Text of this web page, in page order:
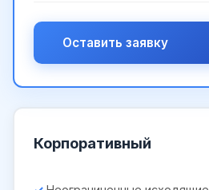
Оставить заявку
Корпоративный